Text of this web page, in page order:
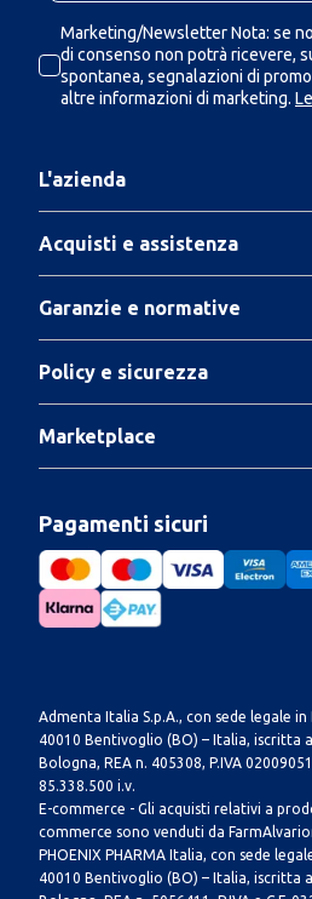
Marketing/Newsletter Nota: se
di consenso non potrà ricevere,
spontanea, segnalazioni di
altre informazioni di marketing.
L'azienda
Acquisti e assistenza
Garanzie e normative
Policy e sicurezza
Marketplace
Pagamenti sicuri
Admenta Italia S.p.A., con sede legale
40010 Bentivoglio (BO) – Italia, iscritta
Bologna, REA n. 405308, P.IVA
85.338.500 i.v.
E-commerce - Gli acquisti relativi a
commerce sono venduti da
PHOENIX PHARMA Italia, con sede
40010 Bentivoglio (BO) – Italia, iscritta